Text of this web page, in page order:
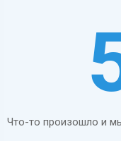
Что-то произошло и